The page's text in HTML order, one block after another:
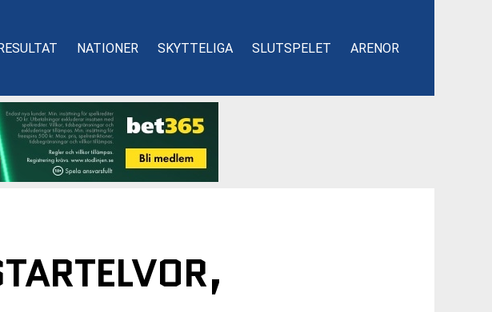
NATIONER SKYTTELIGA SLUTSPELET ARENOR